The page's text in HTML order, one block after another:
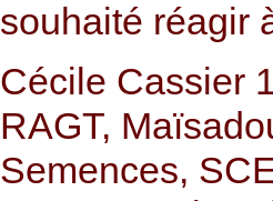
souhaité réagir
Cécile Cassier
RAGT,
Semences,